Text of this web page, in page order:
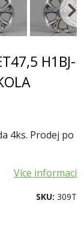
H1BJ-
4ks. Prodej po
Více informací
SKU: 309T